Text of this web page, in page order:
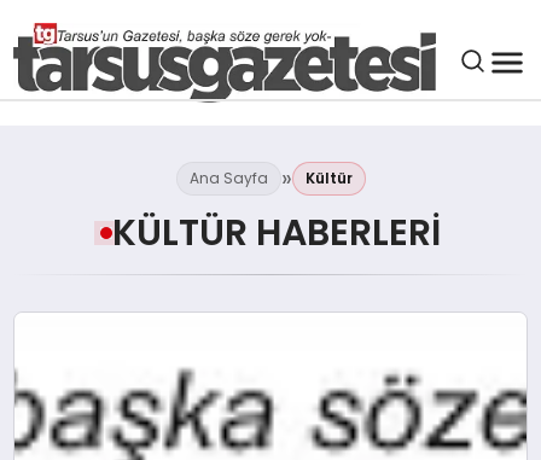
SIYASET
Ana Sayfa Kültür
KÜLTÜR HABERLERI